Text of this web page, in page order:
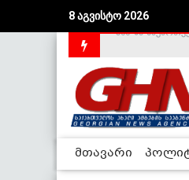
8 აგვისტო 2026
მთავარი